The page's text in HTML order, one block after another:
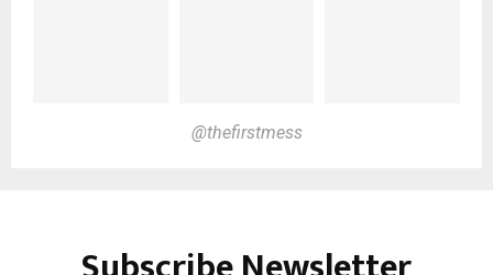
@thefirstmess